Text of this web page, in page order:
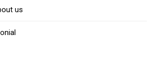
us